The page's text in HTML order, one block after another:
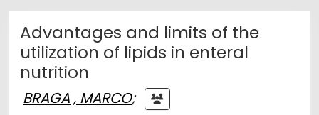
Advantages and limits of the
utilization of lipids in enteral
nutrition
BRAGA , MARCO;